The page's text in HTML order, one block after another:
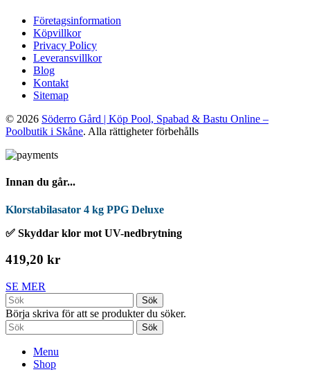
Företagsinformation
Köpvillkor
Privacy Policy
Leveransvillkor
Blog
Kontakt
Sitemap
© 2026 Söderro Gård | Köp Pool, Spabad & Bastu Online –
Poolbutik i Skåne. Alla rättigheter förbehålls
Innan du går...
Klorstabilasator 4 kg PPG Deluxe
✅ Skyddar klor mot UV-nedbrytning
419,20 kr
SE MER
Sök
Börja skriva för att se produkter du söker.
Sök
Menu
Shop